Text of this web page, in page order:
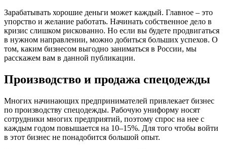
Зарабатывать хорошие деньги может каждый. Главное – это
упорство и желание работать. Начинать собственное дело в
кризис слишком рискованно. Но если вы будете продвигаться
в нужном направлении, можно добиться больших успехов. О
том, каким бизнесом выгодно заниматься в России, мы
расскажем вам в данной публикации.
Производство и продажа спецодежды
Многих начинающих предпринимателей привлекает бизнес
по производству спецодежды. Рабочую униформу носят
сотрудники многих предприятий, поэтому спрос на нее с
каждым годом повышается на 10–15%. Для того чтобы войти
в этот бизнес не понадобится большой опыт.